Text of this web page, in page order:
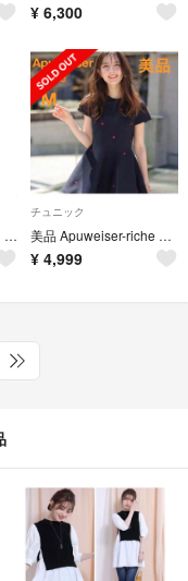
¥ 6,300
アプワイザーリッシェ 22SS ウォッシャブルペタルチュニック プルオーバー
チュニック
美品 Apuweiser-riche ドットニットチュニック ネイビー M
¥ 4,999